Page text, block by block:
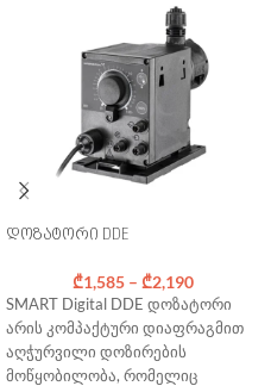
დოზატორი DDE
₾1,585 – ₾2,190
SMART Digital DDE დოზატორი
არის კომპაქტური დიაფრაგმით
აღჭურვილი დოზირების
მოწყობილობა, რომელიც